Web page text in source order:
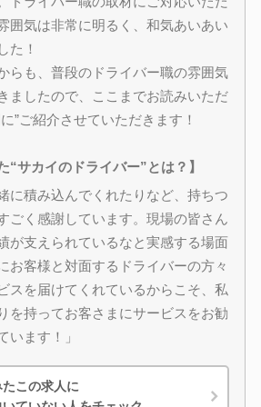
囲気は非常に明るく、和気あいあい
た！
らも、普段のドライバー職の雰囲気
ましたので、ここまでお読みいただ
”ご紹介させていただきます！
“サカイのドライバー”とは？】
に積み込んでくれたりなど、持ちつ
ごく感謝しています。現場の皆さん
が支えられているなと実感する場面
お客様と対面するドライバーの方々
スを届けてくれているからこそ、私
を持ってお客さまにサービスをお勧
います！」
この求人に